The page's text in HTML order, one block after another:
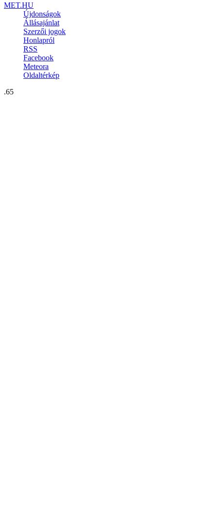
MET.HU
Újdonságok
Állásajánlat
Szerzői jogok
Honlapról
RSS
Facebook
Meteora
Oldaltérkép
.65